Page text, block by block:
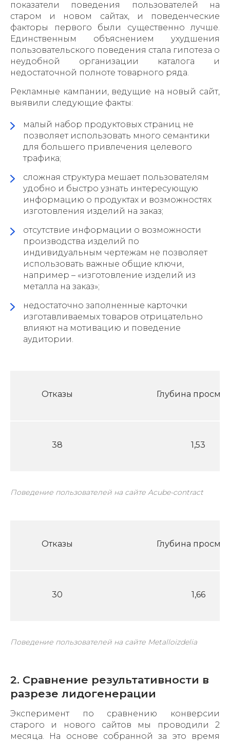
показатели поведения пользователей на
старом и новом сайтах, и поведенческие
факторы первого были существенно лучше.
Единственным объяснением ухудшения
пользовательского поведения стала гипотеза о
неудобной организации каталога и
недостаточной полноте товарного ряда.
Рекламные кампании, ведущие на новый сайт,
выявили следующие факты:
малый набор продуктовых страниц не
позволяет использовать много семантики
для большего привлечения целевого
трафика;
сложная структура мешает пользователям
удобно и быстро узнать интересующую
информацию о продуктах и возможностях
изготовления изделий на заказ;
отсутствие информации о возможности
производства изделий по
индивидуальным чертежам не позволяет
использовать важные общие ключи,
например – «изготовление изделий из
металла на заказ»;
недостаточно заполненные карточки
изготавливаемых товаров отрицательно
влияют на мотивацию и поведение
аудитории.
Отказы Глубина
38 1,53
Поведение пользователей на сайте Acube-contract
Отказы Глубина
30 1,66
Поведение пользователей на сайте Metalloizdelia
2. Сравнение результативности в
разрезе лидогенерации
Эксперимент по сравнению конверсии
старого и нового сайтов мы проводили 2
месяца. На основе собранной за это время